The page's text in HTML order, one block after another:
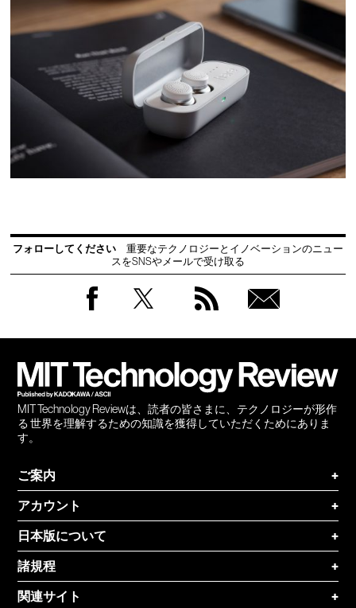
フォローしてください
重要なテクノロジーとイノベーションのニュー
スをSNSやメールで受け取る
MIT Technology Reviewは、読者の皆さまに、テクノロジーが形作
る 世界を理解するための知識を獲得していただくためにありま
す。
ご案内
+
アカウント
+
日本版について
+
諸規程
+
関連サイト
+